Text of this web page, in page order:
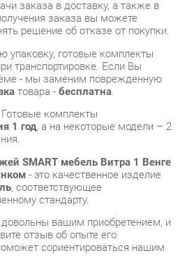
- мы заменим поврежденную
товара -бесплатна.
1 год, а на некоторые модели – 2
SMART мебель Витра 1 Венге
, соответствующее
стандарту.
отзыв об опыте его
сориентироваться нашим
получить развёрнутую
продукции вы можете по
и через мессенджеры